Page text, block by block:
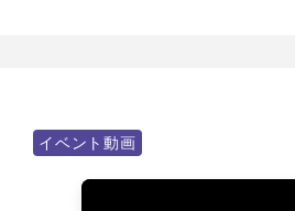
イベント動画